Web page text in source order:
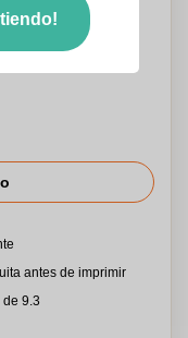
archivos a la
antes de imprimir
9.3